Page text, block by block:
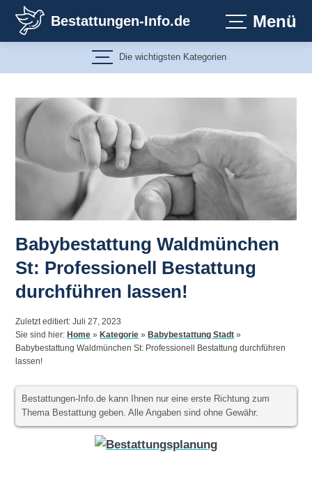
Inhalt
springen
Bestattungen-Info.de Menü
Die wichtigsten Kategorien
Babybestattung Waldmünchen
St: Professionell Bestattung
durchführen lassen!
Zuletzt editiert: Juli 27, 2023
Sie sind hier:Home »Kategorie »Babybestattung Stadt »
Babybestattung Waldmünchen St: Professionell Bestattung durchführen
lassen!
Bestattungen-Info.de kann Ihnen nur eine erste Richtung zum
Thema Bestattung geben. Alle Angaben sind ohne Gewähr.